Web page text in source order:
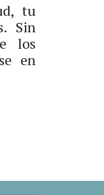
tu
Sin
los
en